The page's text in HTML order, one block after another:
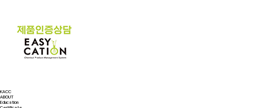
KACC
ABOUT
Education